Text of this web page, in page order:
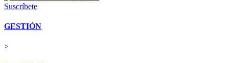
Suscríbete
GESTIÓN
>